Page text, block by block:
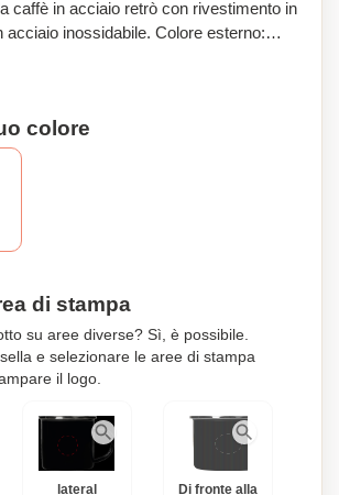
caffè in acciaio retrò con rivestimento in
acciaio inossidabile. Colore esterno:
bianco. Capacità: 300ml. Questa
colore
di stampa
su aree diverse? Sì, è possibile.
e selezionare le aree di stampa
il logo.
lateral
Di fronte alla